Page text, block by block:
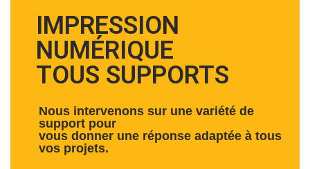
IMPRESSION
NUMÉRIQUE
TOUS SUPPORTS
Nous intervenons sur une variété de
support pour
vous donner une réponse adaptée à tous
vos projets.